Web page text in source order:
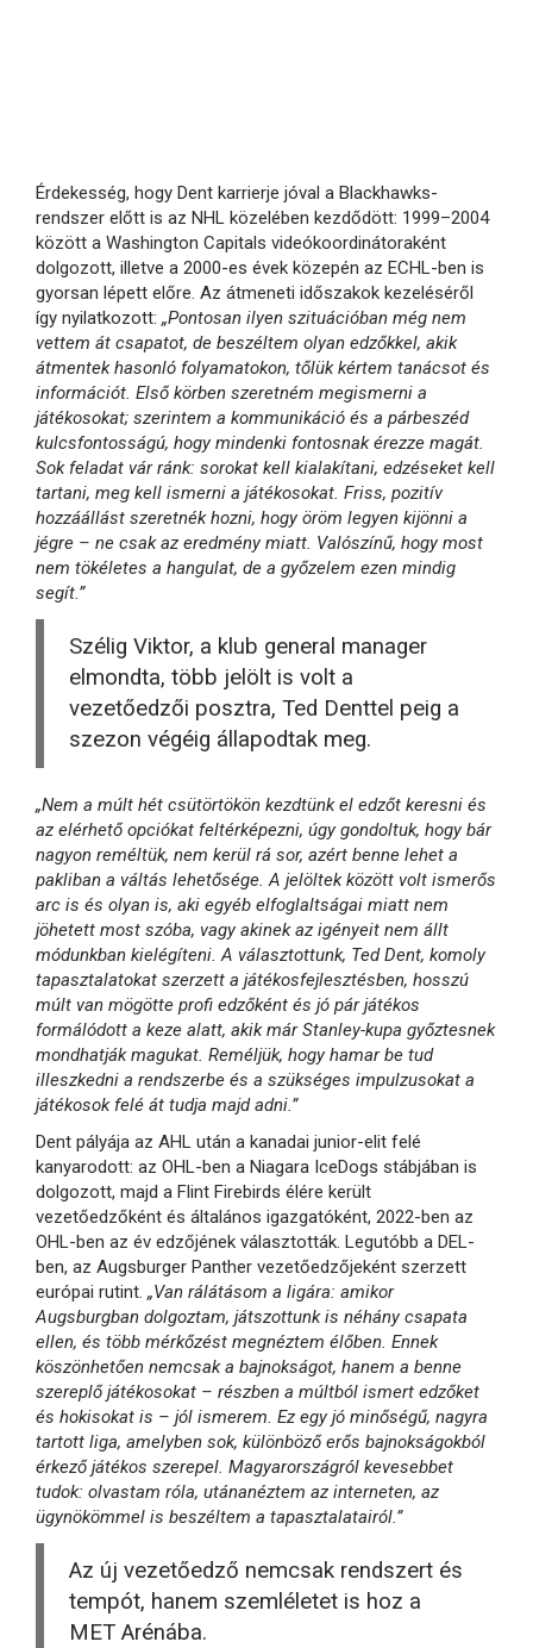
Érdekesség, hogy Dent karrierje jóval a Blackhawks-
rendszer előtt is az NHL közelében kezdődött: 1999–2004
között a Washington Capitals videókoordinátoraként
dolgozott, illetve a 2000-es évek közepén az ECHL-ben is
gyorsan lépett előre. Az átmeneti időszakok kezeléséről
így nyilatkozott: „Pontosan ilyen szituációban még nem
vettem át csapatot, de beszéltem olyan edzőkkel, akik
átmentek hasonló folyamatokon, tőlük kértem tanácsot és
információt. Első körben szeretném megismerni a
játékosokat; szerintem a kommunikáció és a párbeszéd
kulcsfontosságú, hogy mindenki fontosnak érezze magát.
Sok feladat vár ránk: sorokat kell kialakítani, edzéseket kell
tartani, meg kell ismerni a játékosokat. Friss, pozitív
hozzáállást szeretnék hozni, hogy öröm legyen kijönni a
jégre – ne csak az eredmény miatt. Valószínű, hogy most
nem tökéletes a hangulat, de a győzelem ezen mindig
segít.”
Szélig Viktor, a klub general manager
elmondta, több jelölt is volt a
vezetőedzői posztra, Ted Denttel peig a
szezon végéig állapodtak meg.
„Nem a múlt hét csütörtökön kezdtünk el edzőt keresni és
az elérhető opciókat feltérképezni, úgy gondoltuk, hogy bár
nagyon reméltük, nem kerül rá sor, azért benne lehet a
pakliban a váltás lehetősége. A jelöltek között volt ismerős
arc is és olyan is, aki egyéb elfoglaltságai miatt nem
jöhetett most szóba, vagy akinek az igényeit nem állt
módunkban kielégíteni. A választottunk, Ted Dent, komoly
tapasztalatokat szerzett a játékosfejlesztésben, hosszú
múlt van mögötte profi edzőként és jó pár játékos
formálódott a keze alatt, akik már Stanley-kupa győztesnek
mondhatják magukat. Reméljük, hogy hamar be tud
illeszkedni a rendszerbe és a szükséges impulzusokat a
játékosok felé át tudja majd adni.”
Dent pályája az AHL után a kanadai junior-elit felé
kanyarodott: az OHL-ben a Niagara IceDogs stábjában is
dolgozott, majd a Flint Firebirds élére került
vezetőedzőként és általános igazgatóként, 2022-ben az
OHL-ben az év edzőjének választották. Legutóbb a DEL-
ben, az Augsburger Panther vezetőedzőjeként szerzett
európai rutint. „Van rálátásom a ligára: amikor
Augsburgban dolgoztam, játszottunk is néhány csapata
ellen, és több mérkőzést megnéztem élőben. Ennek
köszönhetően nemcsak a bajnokságot, hanem a benne
szereplő játékosokat – részben a múltból ismert edzőket
és hokisokat is – jól ismerem. Ez egy jó minőségű, nagyra
tartott liga, amelyben sok, különböző erős bajnokságokból
érkező játékos szerepel. Magyarországról kevesebbet
tudok: olvastam róla, utánanéztem az interneten, az
ügynökömmel is beszéltem a tapasztalatairól.”
Az új vezetőedző nemcsak rendszert és
tempót, hanem szemléletet is hoz a
MET Arénába.